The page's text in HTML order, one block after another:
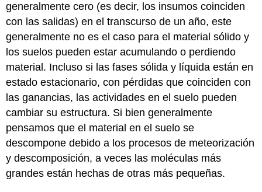
generalmente cero (es decir, los insumos coinciden
con las salidas) en el transcurso de un año, este
generalmente no es el caso para el material sólido y
los suelos pueden estar acumulando o perdiendo
material. Incluso si las fases sólida y líquida están en
estado estacionario, con pérdidas que coinciden con
las ganancias, las actividades en el suelo pueden
cambiar su estructura. Si bien generalmente
pensamos que el material en el suelo se
descompone debido a los procesos de meteorización
y descomposición, a veces las moléculas más
grandes están hechas de otras más pequeñas.